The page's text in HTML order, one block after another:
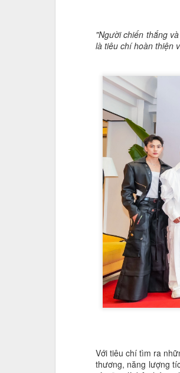
"Người chiến thắng
là tiêu chí hoàn thiện
Với tiêu chí tìm ra
thương, năng lượng